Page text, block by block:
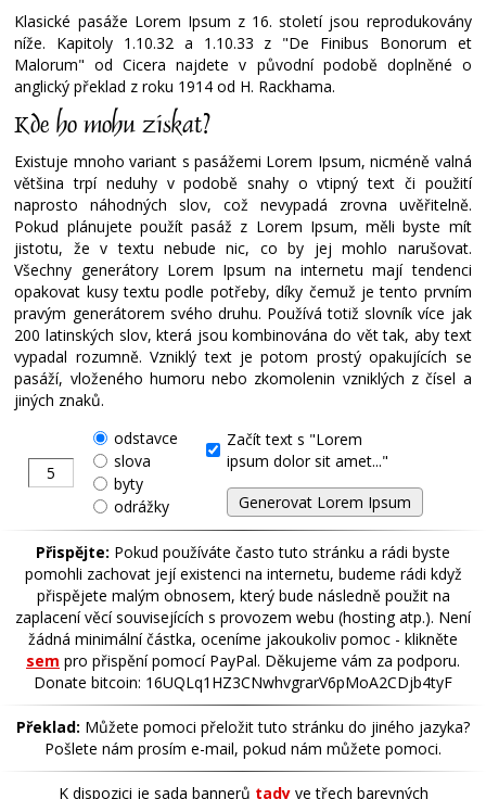
Klasické pasáže Lorem Ipsum z 16. století jsou reprodukovány
níže. Kapitoly 1.10.32 a 1.10.33 z "De Finibus Bonorum et
Malorum" od Cicera najdete v původní podobě doplněné o
anglický překlad z roku 1914 od H. Rackhama.
Kde ho mohu získat?
Existuje mnoho variant s pasážemi Lorem Ipsum, nicméně valná
většina trpí neduhy v podobě snahy o vtipný text či použití
naprosto náhodných slov, což nevypadá zrovna uvěřitelně.
Pokud plánujete použít pasáž z Lorem Ipsum, měli byste mít
jistotu, že v textu nebude nic, co by jej mohlo narušovat.
Všechny generátory Lorem Ipsum na internetu mají tendenci
opakovat kusy textu podle potřeby, díky čemuž je tento prvním
pravým generátorem svého druhu. Používá totiž slovník více jak
200 latinských slov, která jsou kombinována do vět tak, aby text
vypadal rozumně. Vzniklý text je potom prostý opakujících se
pasáží, vloženého humoru nebo zkomolenin vzniklých z čísel a
jiných znaků.
odstavce
slova
byty
odrážky
Začít text s "Lorem
ipsum dolor sit amet..."
Přispějte: Pokud používáte často tuto stránku a rádi byste
pomohli zachovat její existenci na internetu, budeme rádi když
přispějete malým obnosem, který bude následně použit na
zaplacení věcí souvisejících s provozem webu (hosting atp.). Není
žádná minimální částka, oceníme jakoukoliv pomoc - klikněte
sem pro přispění pomocí PayPal. Děkujeme vám za podporu.
Donate bitcoin: 16UQLq1HZ3CNwhvgrarV6pMoA2CDjb4tyF
Překlad: Můžete pomoci přeložit tuto stránku do jiného jazyka?
Pošlete nám prosím e-mail, pokud nám můžete pomoci.
K dispozici je sada bannerů tadyve třech barevných